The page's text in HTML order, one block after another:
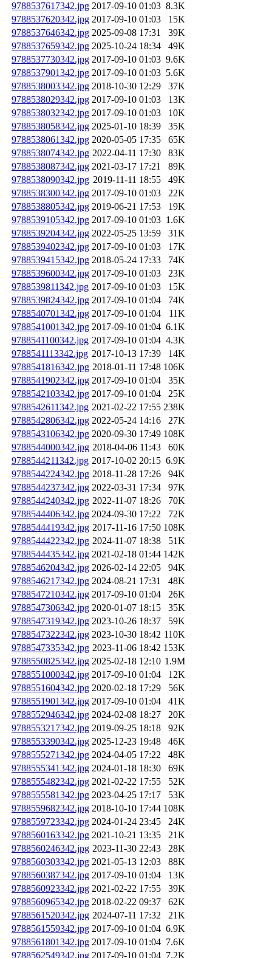
9788537617342.jpg 2017-09-10 01:03 8.3K
9788537620342.jpg 2017-09-10 01:03
15K
9788537646342.jpg 2025-09-08 17:31
39K
9788537659342.jpg 2025-10-24 18:34
49K
9788537730342.jpg 2017-09-10 01:03 9.6K
9788537901342.jpg 2017-09-10 01:03 5.6K
9788538003342.jpg 2018-10-30 12:29
37K
9788538029342.jpg 2017-09-10 01:03
13K
9788538032342.jpg 2017-09-10 01:03
10K
9788538058342.jpg 2025-01-10 18:39
35K
9788538061342.jpg 2020-05-05 17:35
65K
9788538074342.jpg 2022-04-11 17:30
83K
9788538087342.jpg 2021-03-17 17:21
89K
9788538090342.jpg 2019-11-11 18:55
49K
9788538300342.jpg 2017-09-10 01:03
22K
9788538805342.jpg 2019-06-21 17:53
19K
9788539105342.jpg 2017-09-10 01:03 1.6K
9788539204342.jpg 2022-05-25 13:59
31K
9788539402342.jpg 2017-09-10 01:03
17K
9788539415342.jpg 2018-05-24 17:33
74K
9788539600342.jpg 2017-09-10 01:03
23K
9788539811342.jpg 2017-09-10 01:03
15K
9788539824342.jpg 2017-09-10 01:04
74K
9788540701342.jpg 2017-09-10 01:04
11K
9788541001342.jpg 2017-09-10 01:04 6.1K
9788541100342.jpg 2017-09-10 01:04 4.3K
9788541113342.jpg 2017-10-13 17:39
14K
9788541816342.jpg 2018-01-11 17:48 106K
9788541902342.jpg 2017-09-10 01:04
35K
9788542103342.jpg 2017-09-10 01:04
25K
9788542611342.jpg 2021-02-22 17:55 238K
9788542806342.jpg 2022-05-24 14:16
27K
9788543106342.jpg 2020-09-30 17:49 108K
9788544000342.jpg 2018-04-06 11:43
60K
9788544211342.jpg 2017-10-02 20:15 6.9K
9788544224342.jpg 2018-11-28 17:26
94K
9788544237342.jpg 2022-03-31 17:34
97K
9788544240342.jpg 2022-11-07 18:26
70K
9788544406342.jpg 2024-09-30 17:22
72K
9788544419342.jpg 2017-11-16 17:50 108K
9788544422342.jpg 2024-11-07 18:38
51K
9788544435342.jpg 2021-02-18 01:44 142K
9788546204342.jpg 2026-02-14 22:05
94K
9788546217342.jpg 2024-08-21 17:31
48K
9788547210342.jpg 2017-09-10 01:04
26K
9788547306342.jpg 2020-01-07 18:15
35K
9788547319342.jpg 2023-10-26 18:37
59K
9788547322342.jpg 2023-10-30 18:42 110K
9788547335342.jpg 2023-11-06 18:42 153K
9788550825342.jpg 2025-02-18 12:10 1.9M
9788551000342.jpg 2017-09-10 01:04
12K
9788551604342.jpg 2020-02-18 17:29
56K
9788551901342.jpg 2017-09-10 01:04
41K
9788552946342.jpg 2024-02-08 18:27
20K
9788553217342.jpg 2019-09-25 18:18
92K
9788553390342.jpg 2025-12-23 19:48
46K
9788555271342.jpg 2024-04-05 17:22
48K
9788555341342.jpg 2024-01-18 18:30
69K
9788555482342.jpg 2021-02-22 17:55
52K
9788555581342.jpg 2023-04-25 17:17
53K
9788559682342.jpg 2018-10-10 17:44 108K
9788559723342.jpg 2024-01-24 23:45
24K
9788560163342.jpg 2021-10-21 13:35
21K
9788560246342.jpg 2023-11-30 22:43
28K
9788560303342.jpg 2021-05-13 12:03
88K
9788560387342.jpg 2017-09-10 01:04
13K
9788560923342.jpg 2021-02-22 17:55
39K
9788560965342.jpg 2018-02-22 09:37
62K
9788561520342.jpg 2024-07-11 17:32
21K
9788561559342.jpg 2017-09-10 01:04 6.9K
9788561801342.jpg 2017-09-10 01:04 7.6K
9788562549342.jpg 2017-09-10 01:04 7.2K